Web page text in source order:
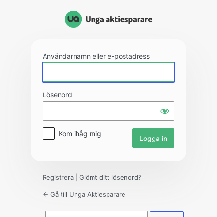
Användarnamn eller e-postadress
Lösenord
Kom ihåg mig
Registrera Glömt ditt lösenord?
← Gå till Unga Aktiesparare